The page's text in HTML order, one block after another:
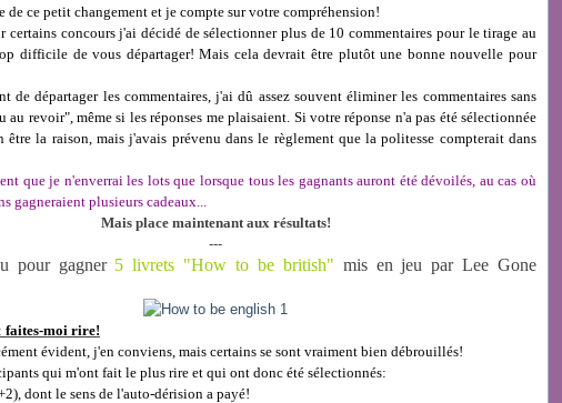
de ce petit changement et je compte sur votre compréhension!
certains concours j'ai décidé de sélectionner plus de 10 commentaires pour le tirage au
difficile de vous départager! Mais cela devrait être plutôt une bonne nouvelle pour
de départager les commentaires, j'ai dû assez souvent éliminer les commentaires sans
au revoir", même si les réponses me plaisaient. Si votre réponse n'a pas été sélectionnée
être la raison, mais j'avais prévenu dans le règlement que la politesse compterait dans
que je n'enverrai les lots que lorsque tous les gagnants auront été dévoilés, au cas où
gagneraient plusieurs cadeaux...
Mais place maintenant aux résultats!
---
pour gagner 5 livrets "How to be british" mis en jeu par Lee Gone
faites-moi rire!
évident, j'en conviens, mais certains se sont vraiment bien débrouillés!
qui m'ont fait le plus rire et qui ont donc été sélectionnés:
dont le sens de l'auto-dérision a payé!